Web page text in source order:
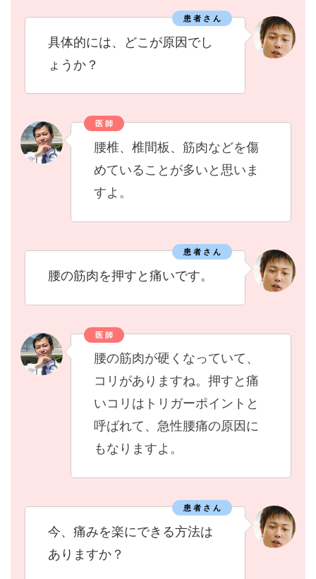
患 者 さ ん
具体的には、どこが原因でし
ょうか？
医 師
腰椎、椎間板、筋肉などを傷
めていることが多いと思いま
すよ。
患 者 さ ん
腰の筋肉を押すと痛いです。
医 師
腰の筋肉が硬くなっていて、
コリがありますね。押すと痛
いコリはトリガーポイントと
呼ばれて、急性腰痛の原因に
もなりますよ。
患 者 さ ん
今、痛みを楽にできる方法は
ありますか？